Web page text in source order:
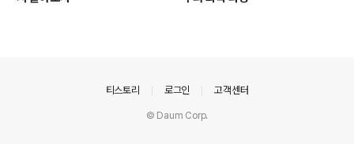
티스토리 로그인 고객센터
© Daum Corp.